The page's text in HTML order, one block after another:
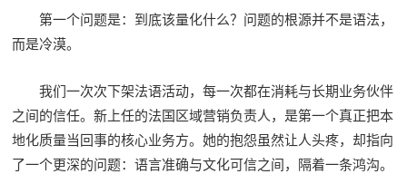
第一个问题是：到底该量化什么？问题的根源并不是语法，
而是冷漠。
我们一次次下架法语活动，每一次都在消耗与长期业务伙伴
之间的信任。新上任的法国区域营销负责人，是第一个真正把本
地化质量当回事的核心业务方。她的抱怨虽然让人头疼，却指向
了一个更深的问题：语言准确与文化可信之间，隔着一条鸿沟。